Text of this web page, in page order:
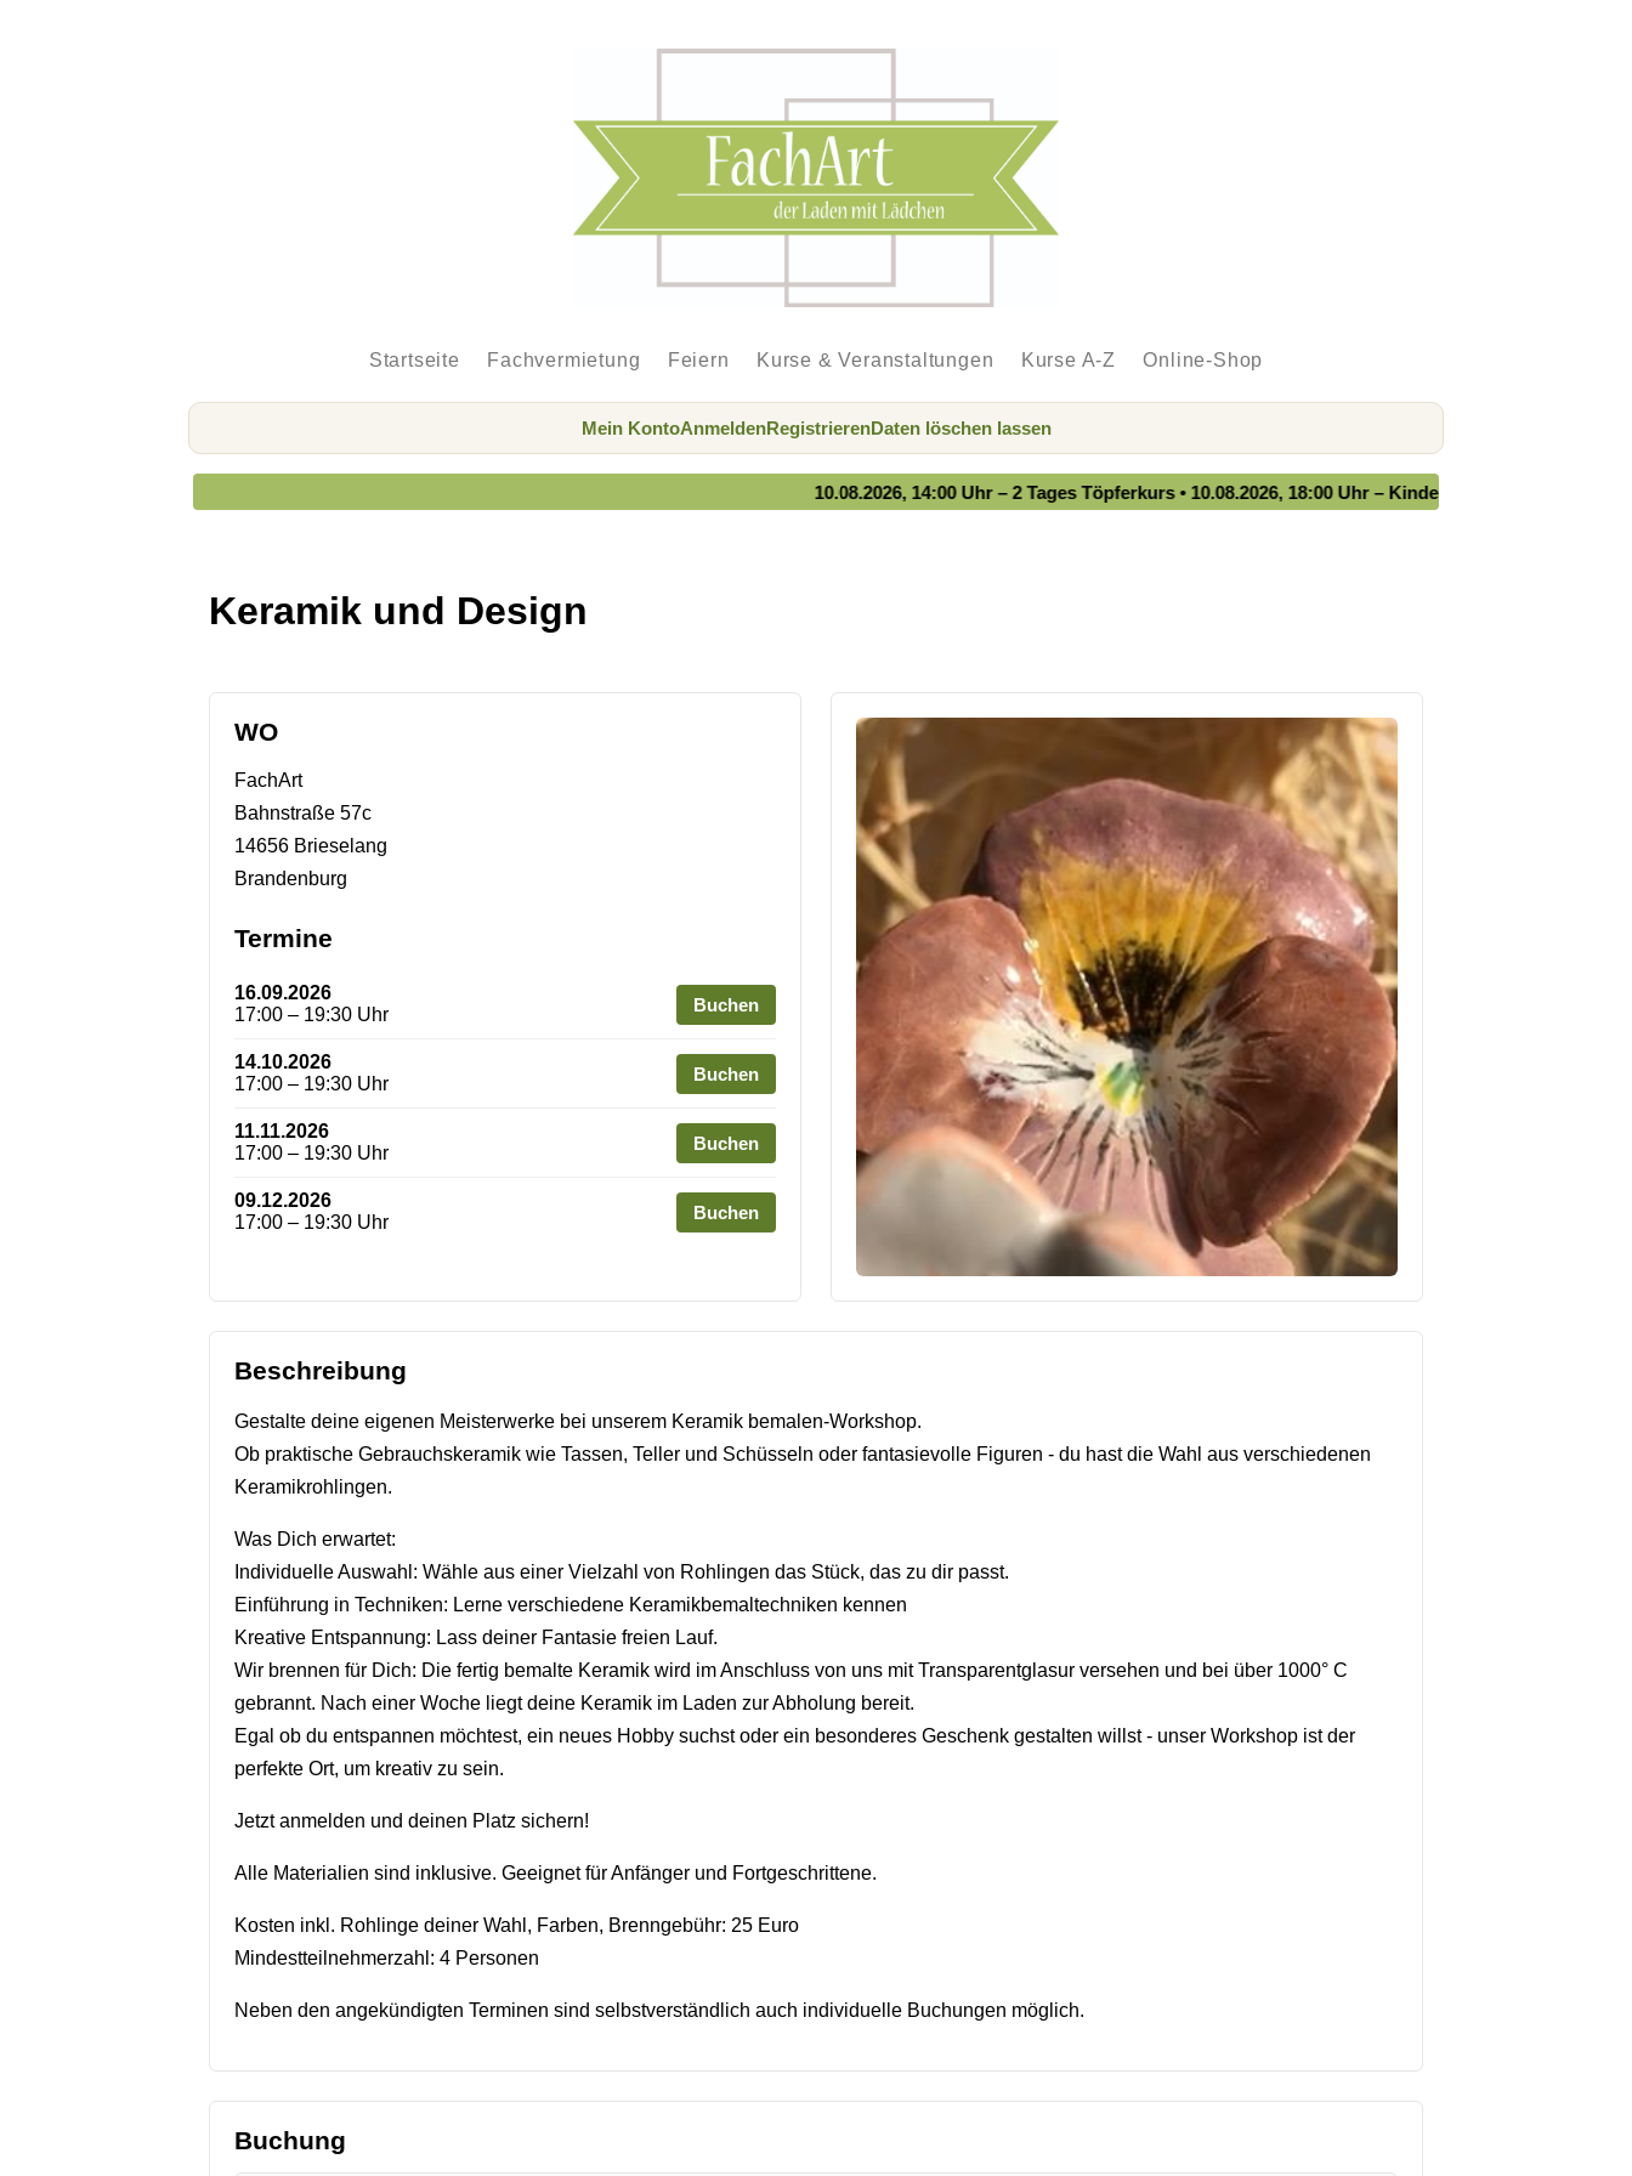
Startseite Fachvermietung Feiern Kurse & Veranstaltungen Kurse A-Z Online-Shop
Mein KontoAnmeldenRegistrierenDaten löschen lassen
10.08.2026, 14:00 Uhr – 2 Tages Töpferkurs • 10.08.2026, 18:00 Uhr – Kindernähkurs • 11.08.2026,
Keramik und Design
WO
FachArt
Bahnstraße 57c
14656 Brieselang
Brandenburg
Termine
16.09.2026
17:00 – 19:30 Uhr
Buchen
14.10.2026
17:00 – 19:30 Uhr
Buchen
11.11.2026
17:00 – 19:30 Uhr
Buchen
09.12.2026
17:00 – 19:30 Uhr
Buchen
Beschreibung
Gestalte deine eigenen Meisterwerke bei unserem Keramik bemalen-Workshop.
Ob praktische Gebrauchskeramik wie Tassen, Teller und Schüsseln oder fantasievolle Figuren - du hast die Wahl aus verschiedenen
Keramikrohlingen.
Was Dich erwartet:
Individuelle Auswahl: Wähle aus einer Vielzahl von Rohlingen das Stück, das zu dir passt.
Einführung in Techniken: Lerne verschiedene Keramikbemaltechniken kennen
Kreative Entspannung: Lass deiner Fantasie freien Lauf.
Wir brennen für Dich: Die fertig bemalte Keramik wird im Anschluss von uns mit Transparentglasur versehen und bei über 1000° C
gebrannt. Nach einer Woche liegt deine Keramik im Laden zur Abholung bereit.
Egal ob du entspannen möchtest, ein neues Hobby suchst oder ein besonderes Geschenk gestalten willst - unser Workshop ist der
perfekte Ort, um kreativ zu sein.
Jetzt anmelden und deinen Platz sichern!
Alle Materialien sind inklusive. Geeignet für Anfänger und Fortgeschrittene.
Kosten inkl. Rohlinge deiner Wahl, Farben, Brenngebühr: 25 Euro
Mindestteilnehmerzahl: 4 Personen
Neben den angekündigten Terminen sind selbstverständlich auch individuelle Buchungen möglich.
Buchung